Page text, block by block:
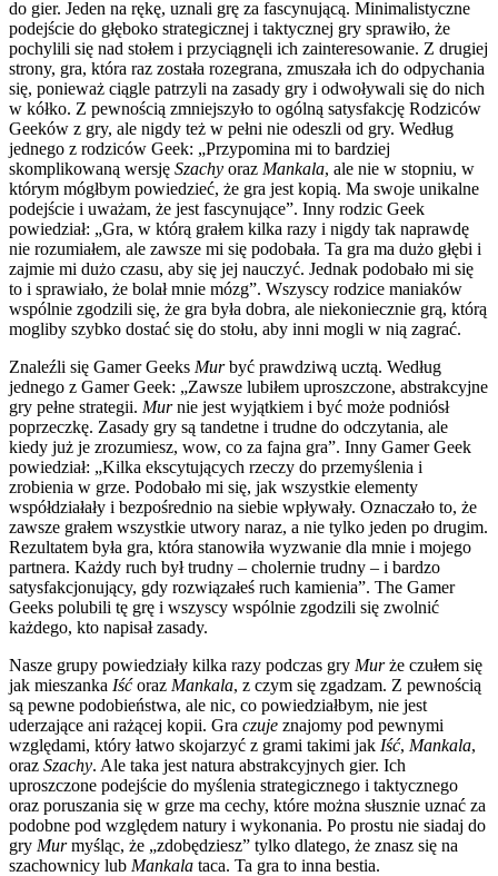
do gier. Jeden na rękę, uznali grę za fascynującą. Minimalistyczne
podejście do głęboko strategicznej i taktycznej gry sprawiło, że
pochylili się nad stołem i przyciągnęli ich zainteresowanie. Z drugiej
strony, gra, która raz została rozegrana, zmuszała ich do odpychania
się, ponieważ ciągle patrzyli na zasady gry i odwoływali się do nich
w kółko. Z pewnością zmniejszyło to ogólną satysfakcję Rodziców
Geeków z gry, ale nigdy też w pełni nie odeszli od gry. Według
jednego z rodziców Geek: „Przypomina mi to bardziej
skomplikowaną wersję Szachy oraz Mankala, ale nie w stopniu, w
którym mógłbym powiedzieć, że gra jest kopią. Ma swoje unikalne
podejście i uważam, że jest fascynujące”. Inny rodzic Geek
powiedział: „Gra, w którą grałem kilka razy i nigdy tak naprawdę
nie rozumiałem, ale zawsze mi się podobała. Ta gra ma dużo głębi i
zajmie mi dużo czasu, aby się jej nauczyć. Jednak podobało mi się
to i sprawiało, że bolał mnie mózg”. Wszyscy rodzice maniaków
wspólnie zgodzili się, że gra była dobra, ale niekoniecznie grą, którą
mogliby szybko dostać się do stołu, aby inni mogli w nią zagrać.
Znaleźli się Gamer Geeks Murbyć prawdziwą ucztą. Według
jednego z Gamer Geek: „Zawsze lubiłem uproszczone, abstrakcyjne
gry pełne strategii. Murnie jest wyjątkiem i być może podniósł
poprzeczkę. Zasady gry są tandetne i trudne do odczytania, ale
kiedy już je zrozumiesz, wow, co za fajna gra”. Inny Gamer Geek
powiedział: „Kilka ekscytujących rzeczy do przemyślenia i
zrobienia w grze. Podobało mi się, jak wszystkie elementy
współdziałały i bezpośrednio na siebie wpływały. Oznaczało to, że
zawsze grałem wszystkie utwory naraz, a nie tylko jeden po drugim.
Rezultatem była gra, która stanowiła wyzwanie dla mnie i mojego
partnera. Każdy ruch był trudny – cholernie trudny – i bardzo
satysfakcjonujący, gdy rozwiązałeś ruch kamienia”. The Gamer
Geeks polubili tę grę i wszyscy wspólnie zgodzili się zwolnić
każdego, kto napisał zasady.
Nasze grupy powiedziały kilka razy podczas gry Murże czułem się
jak mieszanka Iśćoraz Mankala, z czym się zgadzam. Z pewnością
są pewne podobieństwa, ale nic, co powiedziałbym, nie jest
uderzające ani rażącej kopii. Gra czuje znajomy pod pewnymi
względami, który łatwo skojarzyć z grami takimi jak Iść, Mankala,
oraz Szachy. Ale taka jest natura abstrakcyjnych gier. Ich
uproszczone podejście do myślenia strategicznego i taktycznego
oraz poruszania się w grze ma cechy, które można słusznie uznać za
podobne pod względem natury i wykonania. Po prostu nie siadaj do
gry Murmyśląc, że „zdobędziesz” tylko dlatego, że znasz się na
szachownicy lub Mankala taca. Ta gra to inna bestia.